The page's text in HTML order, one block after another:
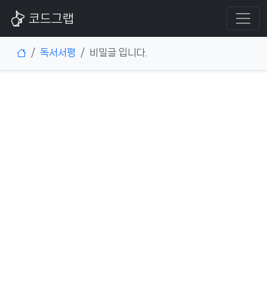
코드그랩
독서서평 비밀글 입니다.